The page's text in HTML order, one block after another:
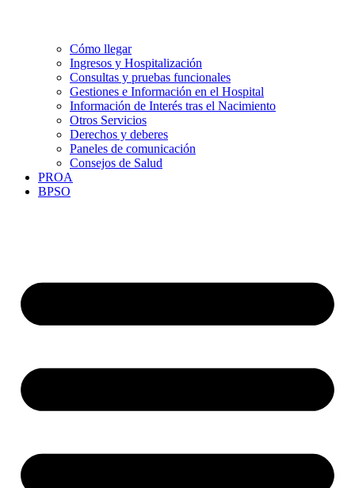
Cómo llegar
Ingresos y Hospitalización
Consultas y pruebas funcionales
Gestiones e Información en el Hospital
Información de Interés tras el Nacimiento
Otros Servicios
Derechos y deberes
Paneles de comunicación
Consejos de Salud
PROA
BPSO